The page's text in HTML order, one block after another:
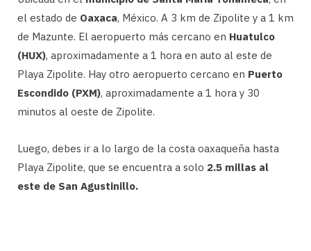
el estado de Oaxaca, México. A 3 km de Zipolite y a 1 km
de Mazunte. El aeropuerto más cercano en Huatulco
(HUX), aproximadamente a 1 hora en auto al este de
Playa Zipolite. Hay otro aeropuerto cercano en Puerto
Escondido (PXM), aproximadamente a 1 hora y 30
minutos al oeste de Zipolite.
Luego, debes ir a lo largo de la costa oaxaqueña hasta
Playa Zipolite, que se encuentra a solo 2.5 millas al
este de San Agustinillo.